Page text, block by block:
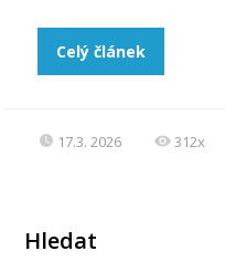
Celý článek
17.3. 2026 312x
Hledat